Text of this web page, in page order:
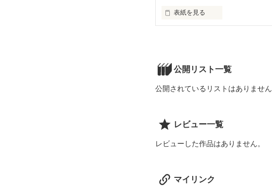
表紙を見る
公開リスト一覧
公開されているリストはありません
レビュー一覧
レビューした作品はありません。
マイリンク